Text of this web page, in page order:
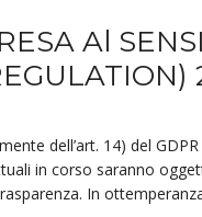
Al
dell’art. 14) del
in corso saranno
In